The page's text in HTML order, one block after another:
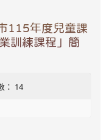
115年度兒童課
訓練課程」簡
： 14